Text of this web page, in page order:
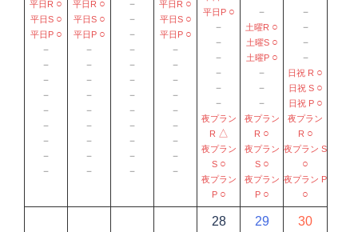
平日R ○
平日S ○
平日P ○
－
－
－
－
－
－
－
－
－
平日R ○
平日S ○
平日P ○
－
－
－
－
－
－
－
－
－
－
－
－
－
－
－
－
－
－
－
－
－
平日R ○
平日S ○
平日P ○
－
－
－
－
－
－
－
－
－
平日P ○
－
－
－
－
－
－
夜プラン
R △
夜プラン
S ○
夜プラン
P ○
－
土曜R ○
土曜S ○
土曜P ○
－
－
－
夜プラン
R ○
夜プラン
S ○
夜プラン
P ○
－
－
－
－
日祝 R ○
日祝 S ○
日祝 P ○
夜プラン
R ○
夜プラン S
○
夜プラン P
○
28 29 30